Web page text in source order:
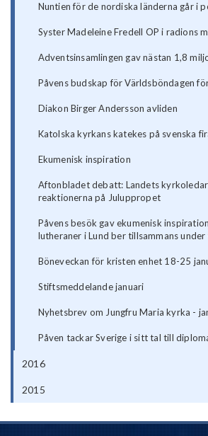
Nuntien för de nordiska länderna går i
Syster Madeleine Fredell OP i radions
Adventsinsamlingen gav nästan 1,8
Påvens budskap för Världsböndagen
Diakon Birger Andersson avliden
Katolska kyrkans katekes på svenska
Ekumenisk inspiration
Aftonbladet debatt: Landets
reaktionerna på Juluppropet
Påvens besök gav ekumenisk
lutheraner i Lund ber tillsammans under
Böneveckan för kristen enhet 18-25
Stiftsmeddelande januari
Nyhetsbrev om Jungfru Maria kyrka -
Påven tackar Sverige i sitt tal till
2016
2015